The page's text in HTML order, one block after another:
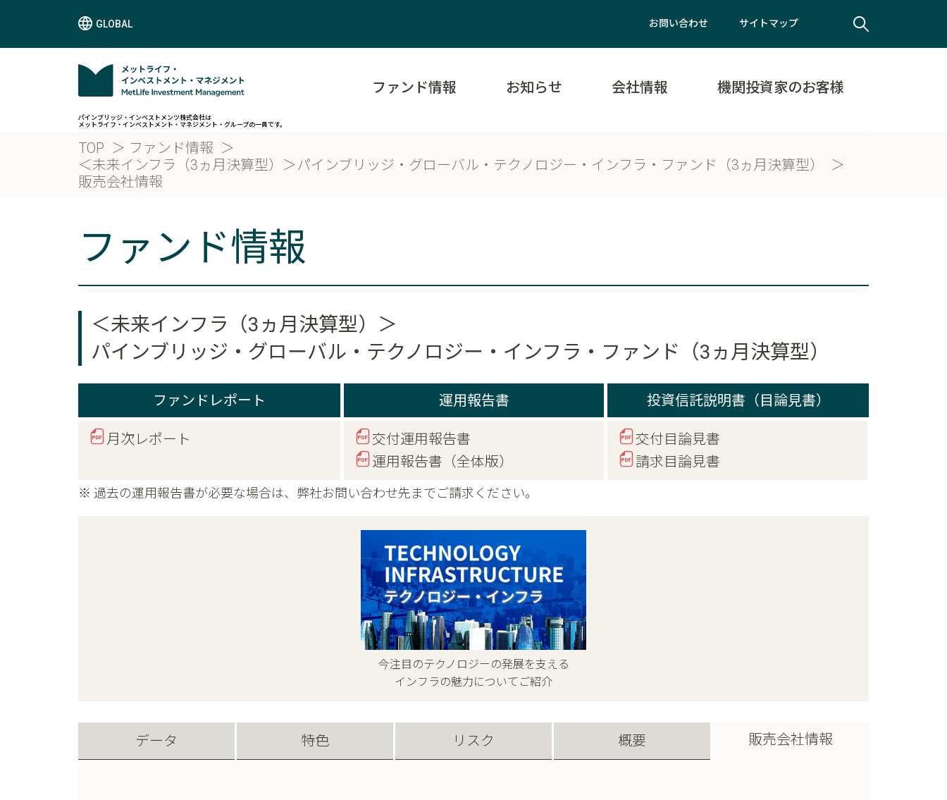
GLOBAL お問い合わせ サイトマップ
パインブリッジ・インベストメンツ株式会社は
メットライフ・インベストメント・マネジメント・グループの一員です。
ファンド情報 お知らせ 会社情報 機関投資家のお客様
TOP
ファンド情報
＜未来インフラ（3ヵ月決算型）＞パインブリッジ・グローバル・テクノロジー・インフラ・ファンド（3ヵ月決算型）
販売会社情報
ファンド情報
＜未来インフラ（3ヵ月決算型）＞
パインブリッジ・グローバル・テクノロジー・インフラ・ファンド（3ヵ月決算型）
ファンドレポート 運用報告書 投資信託説明書（目論見書）
月次レポート
交付運用報告書
運用報告書（全体版）
交付目論見書
請求目論見書
※ 過去の運用報告書が必要な場合は、弊社お問い合わせ先までご請求ください。
今注目のテクノロジーの発展を支える
インフラの魅力についてご紹介
データ 特色 リスク 概要 販売会社情報